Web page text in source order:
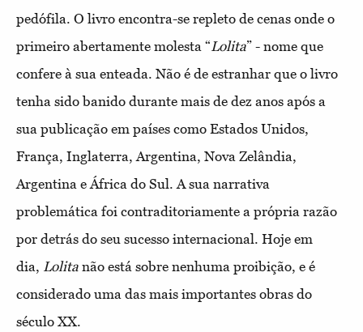
pedófila. O livro encontra-se repleto de cenas onde o
primeiro abertamente molesta “Lolita” - nome que
confere à sua enteada. Não é de estranhar que o livro
tenha sido banido durante mais de dez anos após a
sua publicação em países como Estados Unidos,
França, Inglaterra, Argentina, Nova Zelândia,
Argentina e África do Sul. A sua narrativa
problemática foi contraditoriamente a própria razão
por detrás do seu sucesso internacional. Hoje em
dia, Lolita não está sobre nenhuma proibição, e é
considerado uma das mais importantes obras do
século XX.